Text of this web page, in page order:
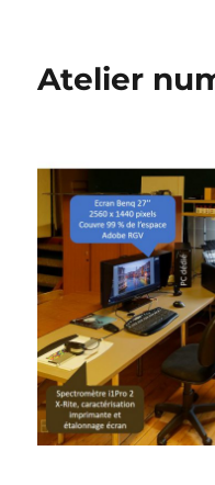
Atelier